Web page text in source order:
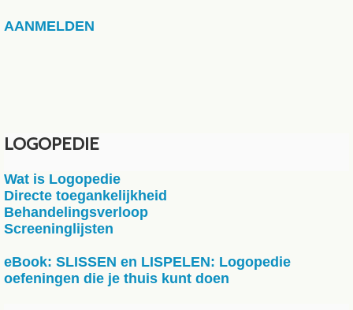
AANMELDEN
LOGOPEDIE
Wat is Logopedie
Directe toegankelijkheid
Behandelingsverloop
Screeninglijsten
eBook: SLISSEN en LISPELEN: Logopedie
oefeningen die je thuis kunt doen